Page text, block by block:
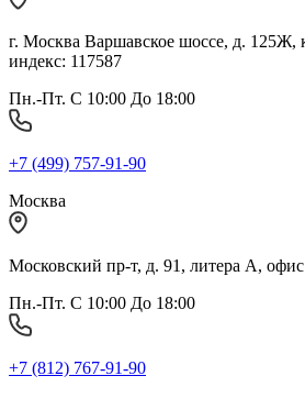
г. Москва Варшавское шоссе, д. 125Ж,
индекс: 117587
Пн.-Пт. С 10:00 До 18:00
+7 (499) 757-91-90
Москва
Московский пр-т, д. 91, литера А,
Пн.-Пт. С 10:00 До 18:00
+7 (812) 767-91-90